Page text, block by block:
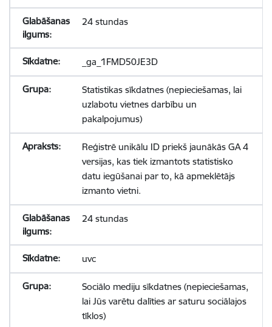
24 stundas
_ga_1FMD50JE3D
Statistikas sīkdatnes (nepieciešamas, lai
uzlabotu vietnes darbību un
pakalpojumus)
Reģistrē unikālu ID priekš jaunākās GA 4
versijas, kas tiek izmantots statistisko
datu iegūšanai par to, kā apmeklētājs
izmanto vietni.
24 stundas
uvc
Sociālo mediju sīkdatnes (nepieciešamas,
lai Jūs varētu dalīties ar saturu sociālajos
tīklos)